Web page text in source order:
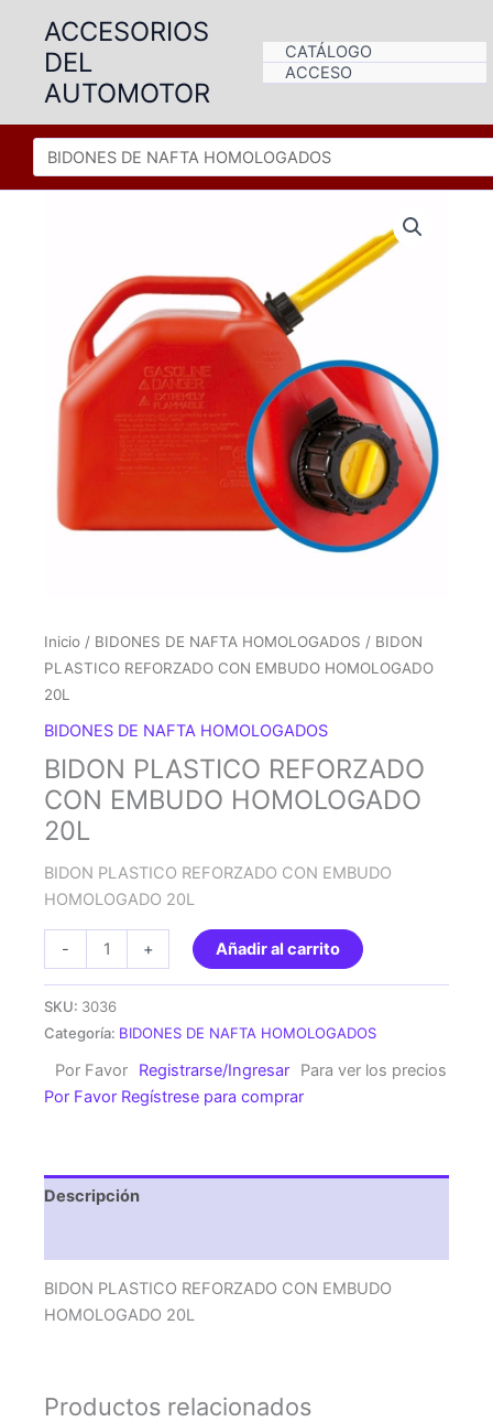
contenido
ACCESORIOS
DEL
AUTOMOTOR
CATÁLOGO
ACCESO
Inicio / BIDONES DE NAFTA HOMOLOGADOS / BIDON
PLASTICO REFORZADO CON EMBUDO HOMOLOGADO
20L
BIDONES DE NAFTA HOMOLOGADOS
BIDON PLASTICO REFORZADO
CON EMBUDO HOMOLOGADO
20L
BIDON PLASTICO REFORZADO CON EMBUDO
HOMOLOGADO 20L
-
PLASTICO
EMBUDO
HOMOLOGADO
20L
+ Añadir al carrito
SKU: 3036
Categoría: BIDONES DE NAFTA HOMOLOGADOS
Por Favor Registrarse/Ingresar
Para ver los precios
Por Favor Regístrese para comprar
Descripción
BIDON PLASTICO REFORZADO CON EMBUDO
HOMOLOGADO 20L
Productos relacionados